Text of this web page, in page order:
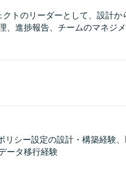
トのリーダーとして、設計か
、進捗報告、チームのマネジ
シー設定の設計・構築経験
ータ移行経験